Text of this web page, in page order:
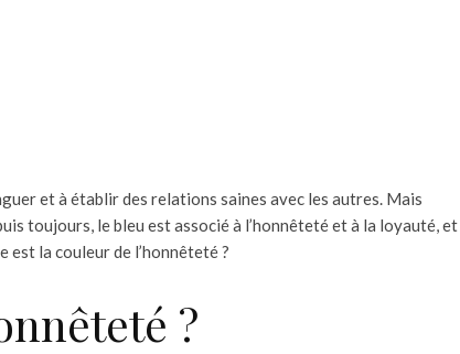
et à établir des relations saines avec les autres. Mais
toujours, le bleu est associé à l’honnêteté et à la loyauté, et
est la couleur de l’honnêteté ?
?